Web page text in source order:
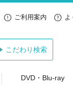
ご利用案内 よ
こだわり検索
DVD・Blu-ray